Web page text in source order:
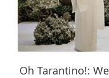
Oh Tarantino!: